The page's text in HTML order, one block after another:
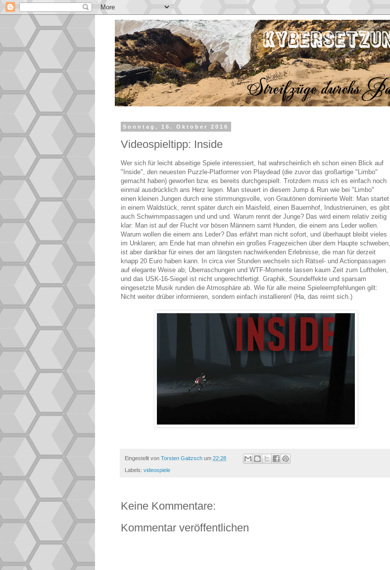
Sonntag, 16. Oktober 2016
Videospieltipp: Inside
Wer sich für leicht abseitige Spiele interessiert, hat wahrscheinlich eh schon einen Blick auf
"Inside", den neuesten Puzzle-Platformer von Playdead (die zuvor das großartige "Limbo"
gemacht haben) geworfen bzw. es bereits durchgespielt. Trotzdem muss ich es einfach noch
einmal ausdrücklich ans Herz legen. Man steuert in diesem Jump & Run wie bei "Limbo"
einen kleinen Jungen durch eine stimmungsvolle, von Grautönen dominierte Welt: Man startet
in einem Waldstück, rennt später durch ein Maisfeld, einen Bauernhof, Industrieruinen, es gibt
auch Schwimmpassagen und und und. Warum rennt der Junge? Das wird einem relativ zeitig
klar: Man ist auf der Flucht vor bösen Männern samt Hunden, die einem ans Leder wollen.
Warum wollen die einem ans Leder? Das erfährt man nicht sofort, und überhaupt bleibt vieles
im Unklaren; am Ende hat man ohnehin ein großes Fragezeichen über dem Haupte schweben,
ist aber dankbar für eines der am längsten nachwirkenden Erlebnisse, die man für derzeit
knapp 20 Euro haben kann. In circa vier Stunden wechseln sich Rätsel- und Actionpassagen
auf elegante Weise ab; Überraschungen und WTF-Momente lassen kaum Zeit zum Luftholen,
und das USK-16-Siegel ist nicht ungerechtfertigt. Graphik, Soundeffekte und sparsam
eingesetzte Musik runden die Atmosphäre ab. Wie für alle meine Spieleempfehlungen gilt:
Nicht weiter drüber informieren, sondern einfach installieren! (Ha, das reimt sich.)
Eingestellt von Torsten Gaitzsch um 22:28
Labels: videospiele
Keine Kommentare:
Kommentar veröffentlichen